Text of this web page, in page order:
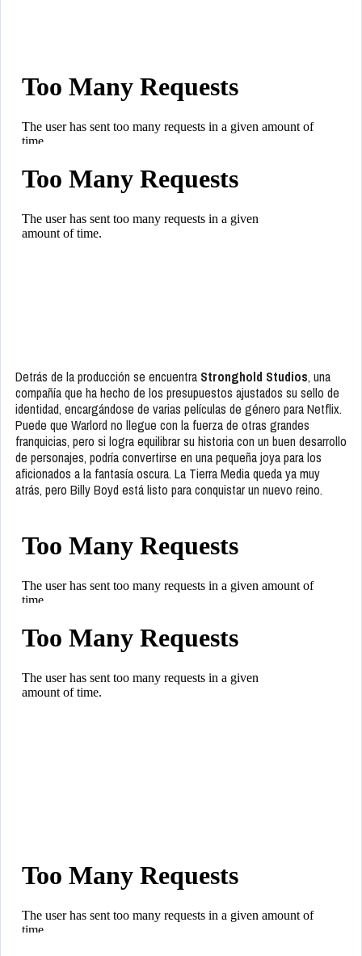
Detrás de la producción se encuentra Stronghold Studios, una
compañía que ha hecho de los presupuestos ajustados su sello de
identidad, encargándose de varias películas de género para Netflix.
Puede que Warlord no llegue con la fuerza de otras grandes
franquicias, pero si logra equilibrar su historia con un buen desarrollo
de personajes, podría convertirse en una pequeña joya para los
aficionados a la fantasía oscura. La Tierra Media queda ya muy
atrás, pero Billy Boyd está listo para conquistar un nuevo reino.